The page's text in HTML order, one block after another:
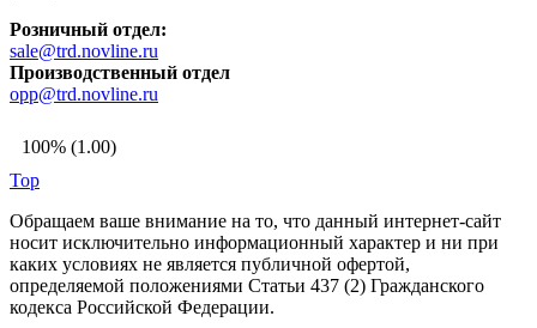
Розничный отдел:
sale@trd.novline.ru
Производственный отдел
opp@trd.novline.ru
100% (1.00)
Top
Обращаем ваше внимание на то, что данный интернет-сайт
носит исключительно информационный характер и ни при
каких условиях не является публичной офертой,
определяемой положениями Статьи 437 (2) Гражданского
кодекса Российской Федерации.